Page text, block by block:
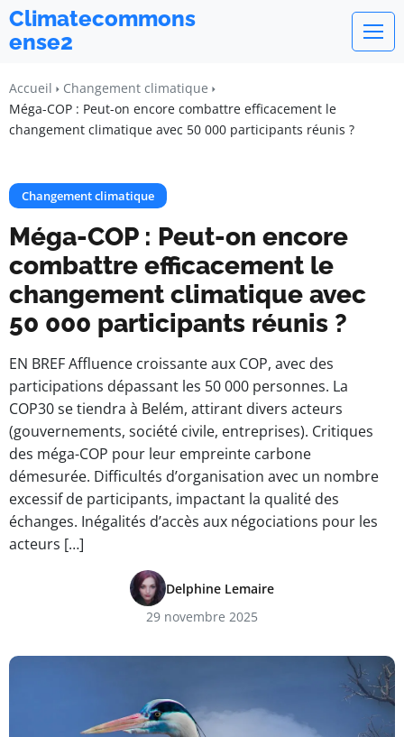
Climatecommons
ense2
Accueil
Changement climatique
Méga-COP : Peut-on encore combattre efficacement le
changement climatique avec 50 000 participants réunis ?
Changement climatique
Méga-COP : Peut-on encore
combattre efficacement le
changement climatique avec
50 000 participants réunis ?
EN BREF Affluence croissante aux COP, avec des
participations dépassant les 50 000 personnes. La
COP30 se tiendra à Belém, attirant divers acteurs
(gouvernements, société civile, entreprises). Critiques
des méga-COP pour leur empreinte carbone
démesurée. Difficultés d’organisation avec un nombre
excessif de participants, impactant la qualité des
échanges. Inégalités d’accès aux négociations pour les
acteurs […]
Delphine Lemaire
29 novembre 2025